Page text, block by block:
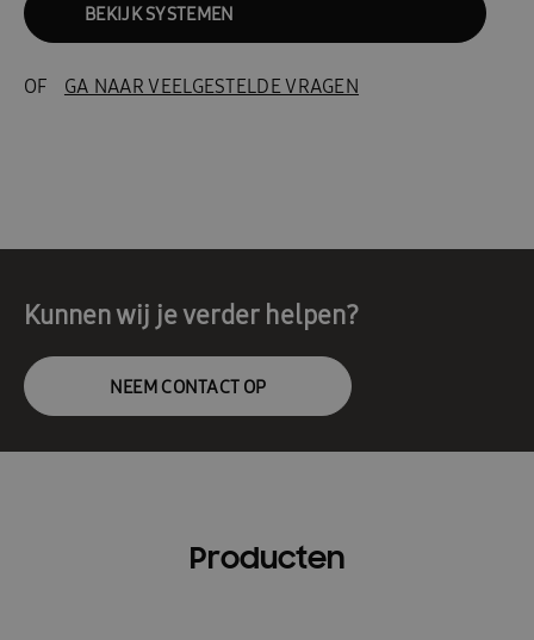
BEKIJK SYSTEMEN
OF GA NAAR VEELGESTELDE VRAGEN
Kunnen wij je verder helpen?
NEEM CONTACT OP
Producten